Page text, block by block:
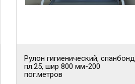
Рулон гигиенический, спанбонд
пл.25, шир 800 мм-200
пог.метров